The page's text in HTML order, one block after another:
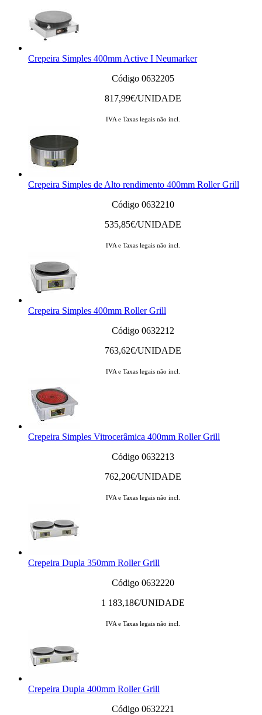
Crepeira Simples 400mm Active I Neumarker
Código 0632205
817,99€/UNIDADE
IVA e Taxas legais não incl.
Crepeira Simples de Alto rendimento 400mm Roller Grill
Código 0632210
535,85€/UNIDADE
IVA e Taxas legais não incl.
Crepeira Simples 400mm Roller Grill
Código 0632212
763,62€/UNIDADE
IVA e Taxas legais não incl.
Crepeira Simples Vitrocerâmica 400mm Roller Grill
Código 0632213
762,20€/UNIDADE
IVA e Taxas legais não incl.
Crepeira Dupla 350mm Roller Grill
Código 0632220
1 183,18€/UNIDADE
IVA e Taxas legais não incl.
Crepeira Dupla 400mm Roller Grill
Código 0632221